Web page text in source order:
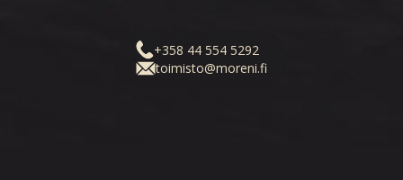
+358 44 554 5292
toimisto@moreni.fi